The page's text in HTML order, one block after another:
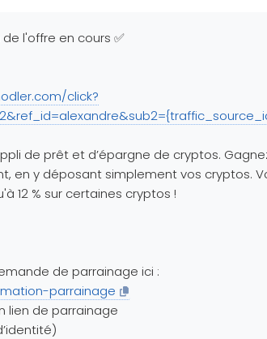
l'offre en cours ✅
click?
de prêt et d’épargne de cryptos.
en y déposant simplement vos cryptos.
12 % sur certaines cryptos !
de parrainage ici :
parrainage
lien de parrainage